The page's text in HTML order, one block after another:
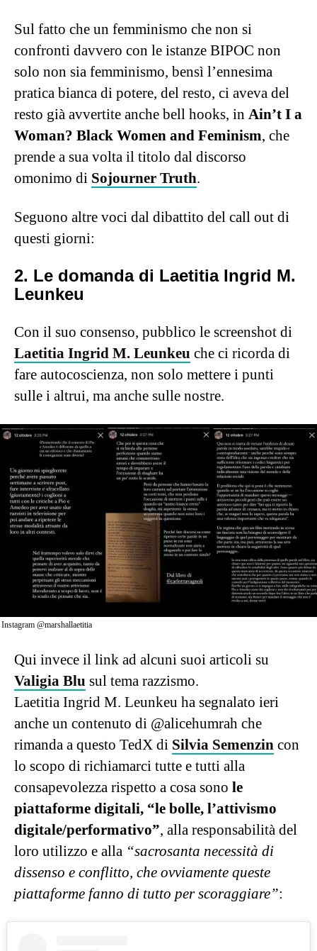
Sul fatto che un femminismo che non si
confronti davvero con le istanze BIPOC non
solo non sia femminismo, bensì l’ennesima
pratica bianca di potere, del resto, ci aveva del
resto già avvertite anche bell hooks, in Ain’t I a
Woman? Black Women and Feminism, che
prende a sua volta il titolo dal discorso
omonimo di Sojourner Truth.
Seguono altre voci dal dibattito del call out di
questi giorni:
2. Le domanda di Laetitia Ingrid M.
Leunkeu
Con il suo consenso, pubblico le screenshot di
Laetitia Ingrid M. Leunkeu che ci ricorda di
fare autocoscienza, non solo mettere i punti
sulle i altrui, ma anche sulle nostre.
Instagram @marshallaetitia
Qui invece il link ad alcuni suoi articoli su
Valigia Blu sul tema razzismo.
Laetitia Ingrid M. Leunkeu ha segnalato ieri
anche un contenuto di @alicehumrah che
rimanda a questo TedX di Silvia Semenzin con
lo scopo di richiamarci tutte e tutti alla
consapevolezza rispetto a cosa sono le
piattaforme digitali, “le bolle, l’attivismo
digitale/performativo”, alla responsabilità del
loro utilizzo e alla “sacrosanta necessità di
dissenso e conflitto, che ovviamente queste
piattaforme fanno di tutto per scoraggiare”: